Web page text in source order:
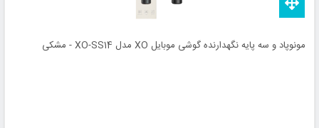
مونوپاد و سه پایه نگهدارنده گوشی موبایل XO مدل XO-SS14 - مشکی